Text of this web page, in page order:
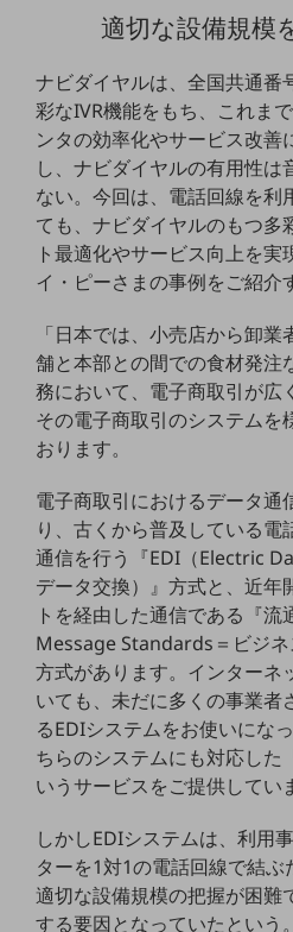
キーワードで探す
法人向けスマホ・携帯に関する、
おすすめの機種、料金やサービスをご紹介
製品
製品TOP
ビジネス向けスマートフォン
タフネススマートフォン
ドコモケータイ
5G対応ホームルーター
通信モジュール製品
IOT完了済みメーカーブランド製品
料金
料金TOP
ドコモBiz データ無制限 ドコモ MAX
ケータイプラン
5Gデータプラス
データプラス
IoT向け回線料金
home5Gプラン
モバイルサービス
端末の一元管理
適切な設備規模
ナビダイヤルは、全国共通番
彩なIVR機能をもち、これま
ンタの効率化やサービス改善
し、ナビダイヤルの有用性は
ない。今回は、電話回線を利
ても、ナビダイヤルのもつ多
ト最適化やサービス向上を
イ・ピーさまの事例をご紹介
「日本では、小売店から卸
舗と本部との間での食材発注
務において、電子商取引が広
その電子商取引のシステムを
おります。
電子商取引におけるデータ通
り、古くから普及している電
通信を行う『EDI（Electric
データ交換）』方式と、近年
トを経由した通信である『
Message Standards＝ビジネ
方式があります。インターネ
いても、未だに多くの事業者
るEDIシステムをお使いにな
ちらのシステムにも対応した
いうサービスをご提供してい
しかしEDIシステムは、利用
ターを1対1の電話回線で結ぶ
適切な設備規模の把握が困難
する要因となっていたという。